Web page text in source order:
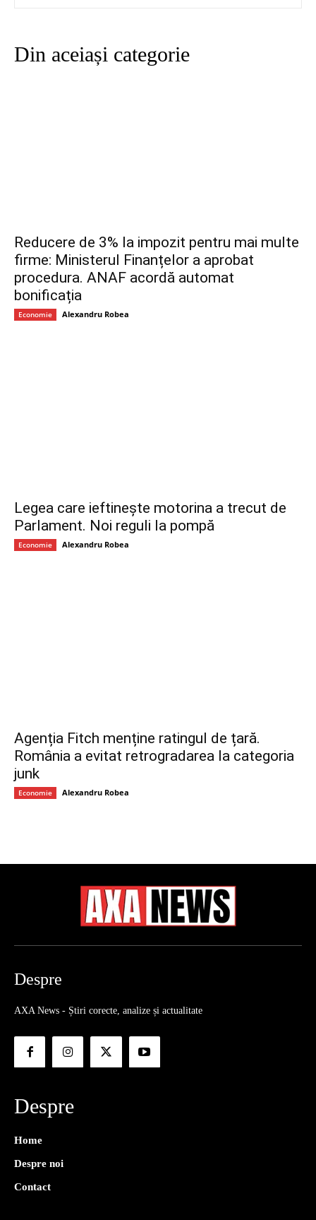
Din aceiași categorie
Reducere de 3% la impozit pentru mai multe
firme: Ministerul Finanțelor a aprobat
procedura. ANAF acordă automat
bonificația
Economie Alexandru Robea
Legea care ieftinește motorina a trecut de
Parlament. Noi reguli la pompă
Economie Alexandru Robea
Agenția Fitch menține ratingul de țară.
România a evitat retrogradarea la categoria
junk
Economie Alexandru Robea
Despre
AXA News - Știri corecte, analize și actualitate
Despre
Home
Despre noi
Contact